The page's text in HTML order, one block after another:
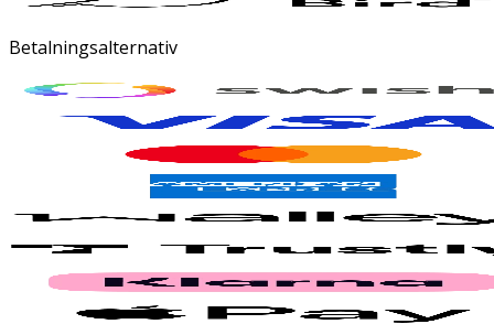
Betalningsalternativ